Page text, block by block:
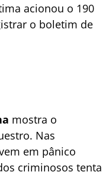
acionou o 190
o boletim de
mostra o
Nas
em pânico
criminosos tenta